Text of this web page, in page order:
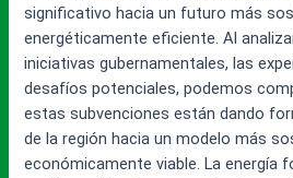
significativo hacia un futuro más
energéticamente eficiente. Al
iniciativas gubernamentales, las
desafíos potenciales, podemos
estas subvenciones están dando
de la región hacia un modelo más
económicamente viable. La energía